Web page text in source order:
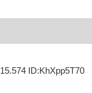
ID:KhXpp5T70